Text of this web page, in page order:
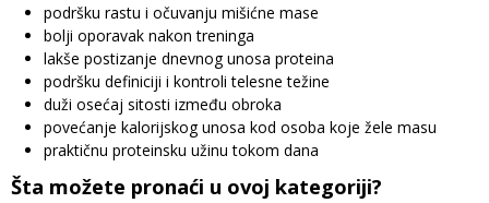
podršku rastu i očuvanju mišićne mase
bolji oporavak nakon treninga
lakše postizanje dnevnog unosa proteina
podršku definiciji i kontroli telesne težine
duži osećaj sitosti između obroka
povećanje kalorijskog unosa kod osoba koje žele masu
praktičnu proteinsku užinu tokom dana
Šta možete pronaći u ovoj kategoriji?